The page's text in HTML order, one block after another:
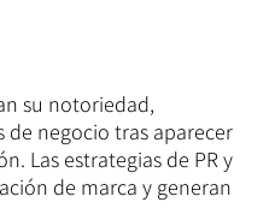
su notoriedad,
negocio tras aparecer
Las estrategias de PR y
de marca y generan